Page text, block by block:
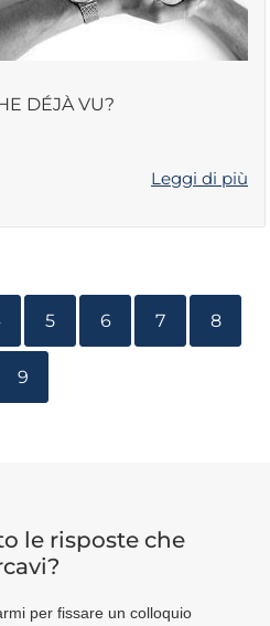
DÉJÀ VU?
Leggi di più
5 6 7 8
9
le risposte che
per fissare un colloquio